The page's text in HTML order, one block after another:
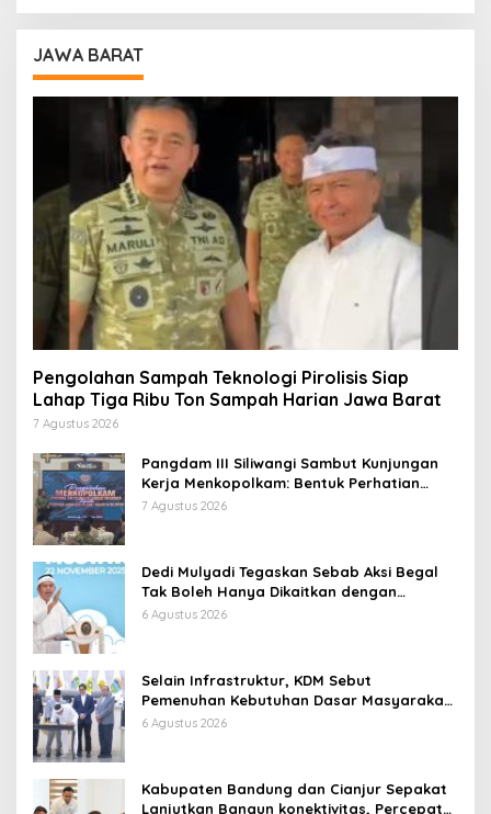
JAWA BARAT
Pengolahan Sampah Teknologi Pirolisis Siap
Lahap Tiga Ribu Ton Sampah Harian Jawa Barat
7 Agustus 2026
Pangdam III Siliwangi Sambut Kunjungan
Kerja Menkopolkam: Bentuk Perhatian
Pemerintah
7 Agustus 2026
Dedi Mulyadi Tegaskan Sebab Aksi Begal
Tak Boleh Hanya Dikaitkan dengan
Ekonomi
6 Agustus 2026
Selain Infrastruktur, KDM Sebut
Pemenuhan Kebutuhan Dasar Masyarakat
Jadi Fokus APBD Jabar 2027
6 Agustus 2026
Kabupaten Bandung dan Cianjur Sepakat
Lanjutkan Bangun konektivitas, Percepat